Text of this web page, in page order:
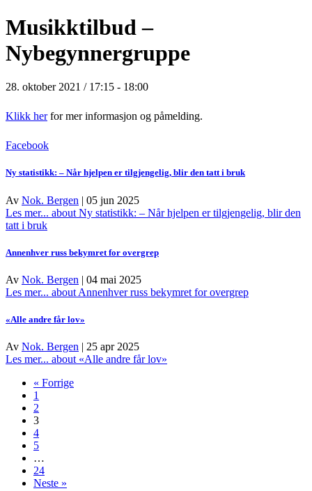
Musikktilbud –
Nybegynnergruppe
28. oktober 2021 / 17:15 - 18:00
Klikk herfor mer informasjon og påmelding.
Facebook
Ny statistikk: – Når hjelpen er tilgjengelig, blir den tatt i bruk
Av Nok. Bergen | 05 jun 2025
Les mer... about Ny statistikk: – Når hjelpen er tilgjengelig, blir den
tatt i bruk
Annenhver russ bekymret for overgrep
Av Nok. Bergen | 04 mai 2025
Les mer... about Annenhver russ bekymret for overgrep
«Alle andre får lov»
Av Nok. Bergen | 25 apr 2025
Les mer... about «Alle andre får lov»
« Forrige
1
2
3
4
5
…
24
Neste »